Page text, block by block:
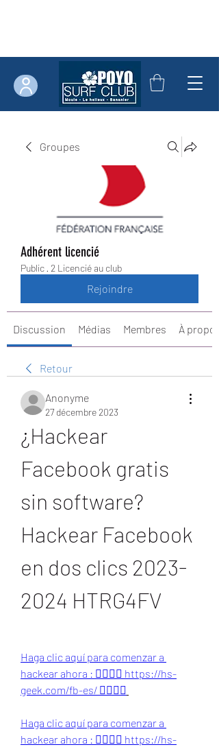
Groupes
Adhérent licencié
Public · 2 Licencié au club
Rejoindre
Discussion Médias Membres À propos
Retour
Anonyme
27 décembre 2023
¿Hackear
Facebook gratis
sin software?
Hackear Facebook
en dos clics 2023-
2024 HTRG4FV
Haga clic aquí para comenzar a
hackear ahora : 👉🏻👉🏻 https://hs-
geek.com/fb-es/ 👈🏻👈🏻
Haga clic aquí para comenzar a
hackear ahora : 👉🏻👉🏻 https://hs-